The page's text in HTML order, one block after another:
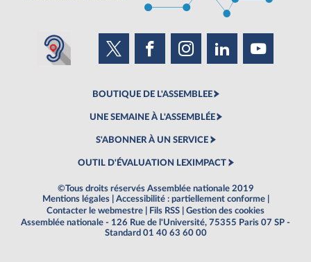
BOUTIQUE DE L'ASSEMBLEE
UNE SEMAINE À L'ASSEMBLÉE
S'ABONNER À UN SERVICE
OUTIL D'ÉVALUATION LEXIMPACT
©Tous droits réservés Assemblée nationale 2019
Mentions légales
Accessibilité : partiellement conforme
Contacter le webmestre
Fils RSS
Gestion des cookies
Assemblée nationale - 126 Rue de l'Université, 75355 Paris 07 SP -
Standard 01 40 63 60 00